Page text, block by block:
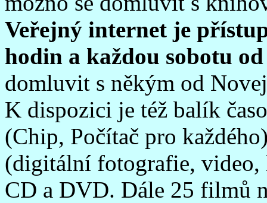
Veřejný internet je
hodin a každou sobotu
domluvit s někým od
K dispozici je též balík
(Chip, Počítač pro
(digitální fotografie,
CD a DVD. Dále 25 filmů